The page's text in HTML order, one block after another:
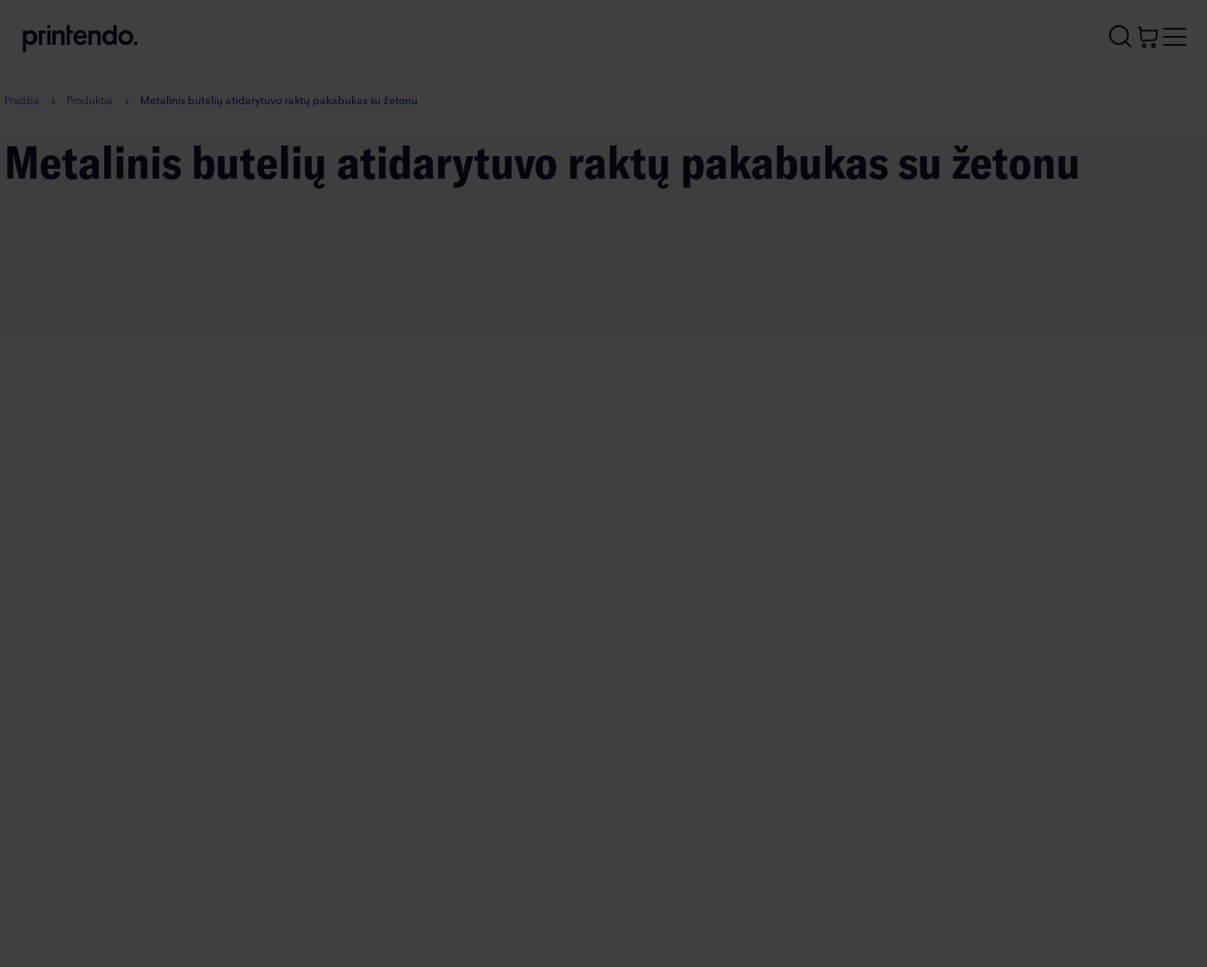
A
Pradžia Produktai Metalinis butelių atidarytuvo raktų pakabukas su žetonu
Metalinis butelių atidarytuvo raktų pakabukas su žetonu